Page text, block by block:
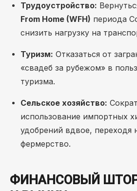
Трудоустройство:
From Home (WFH) периода
снизить нагрузку на
Туризм: Отказаться от
«свадеб за рубежом» в
туризма.
Сельское хозяйство:
использование импортных
удобрений вдвое, переходя
фермерство.
ФИНАНСОВЫЙ